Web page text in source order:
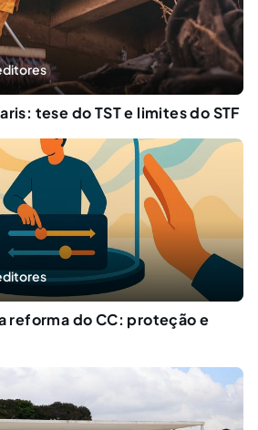
tese do TST e limites do STF
reforma do CC: proteção e